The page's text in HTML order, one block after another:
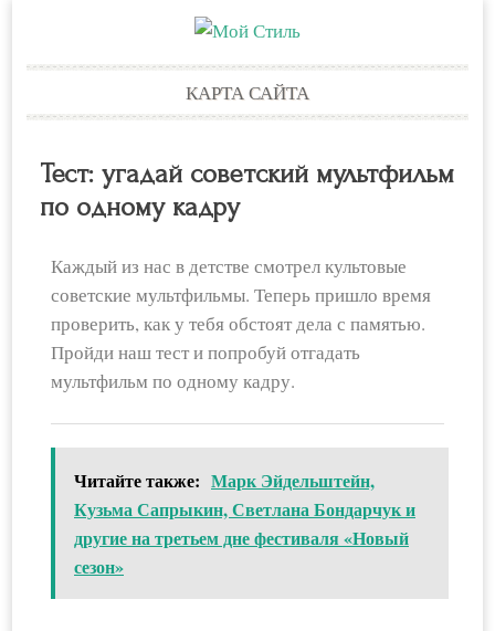
to
КАРТА САЙТА
Тест: угадай советский мультфильм
по одному кадру
Каждый из нас в детстве смотрел культовые
советские мультфильмы. Теперь пришло время
проверить, как у тебя обстоят дела с памятью.
Пройди наш тест и попробуй отгадать
мультфильм по одному кадру.
Читайте также: Марк Эйдельштейн,
Кузьма Сапрыкин, Светлана Бондарчук и
другие на третьем дне фестиваля «Новый
сезон»